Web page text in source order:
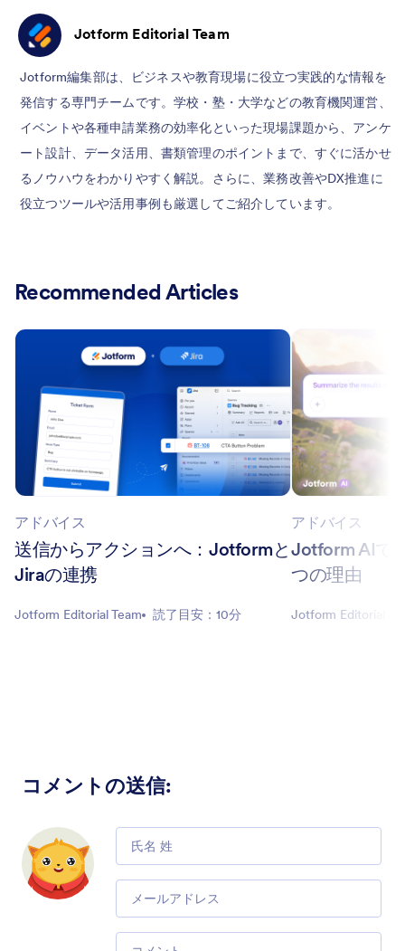
Jotform Editorial Team
Jotform編集部は、ビジネスや教育現場に役立つ実践的な情報を
発信する専門チームです。学校・塾・大学などの教育機関運営、
イベントや各種申請業務の効率化といった現場課題から、アンケ
ート設計、データ活用、書類管理のポイントまで、すぐに活かせ
るノウハウをわかりやすく解説。さらに、業務改善やDX推進に
役立つツールや活用事例も厳選してご紹介しています。
Recommended Articles
アドバイス
送信からアクションへ：Jotformと
Jiraの連携
Jotform Editorial Team 読了目安：10分
アドバイス
Jotform AIで
つの理由
Jotform Editorial
コメントの送信:
Comment
Email
Comment